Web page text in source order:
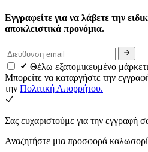
Εγγραφείτε για να λάβετε την
αποκλειστικά προνόμια.
Θέλω εξατομικευμένο
Μπορείτε να καταργήστε την
την Πολιτική Απορρήτου.
Σας ευχαριστούμε για την εγγραφή
Αναζητήστε μια προσφορά